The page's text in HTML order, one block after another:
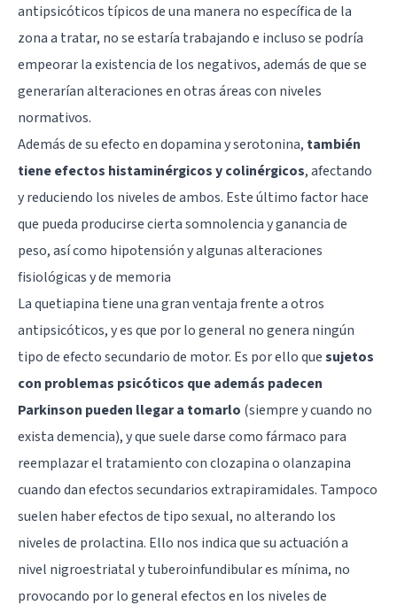
antipsicóticos típicos de una manera no específica de la
zona a tratar, no se estaría trabajando e incluso se podría
empeorar la existencia de los negativos, además de que se
generarían alteraciones en otras áreas con niveles
normativos.
Además de su efecto endopaminayserotonina, también
tiene efectos histaminérgicos y colinérgicos, afectando
y reduciendo los niveles de ambos. Este último factor hace
que pueda producirse cierta somnolencia y ganancia de
peso, así como hipotensión y algunas alteraciones
fisiológicas y de memoria
La quetiapina tiene una gran ventaja frente a otros
antipsicóticos, y es que por lo general no genera ningún
tipo de efecto secundario de motor. Es por ello quesujetos
con problemas psicóticos que además padecen
Parkinson pueden llegar a tomarlo (siempre y cuando no
exista demencia), y que suele darse como fármaco para
reemplazar el tratamiento con clozapina o olanzapina
cuando dan efectos secundarios extrapiramidales. Tampoco
suelen haber efectos de tipo sexual, no alterando los
niveles de prolactina. Ello nos indica que su actuación a
nivel nigroestriatal y tuberoinfundibular es mínima, no
provocando por lo general efectos en los niveles de